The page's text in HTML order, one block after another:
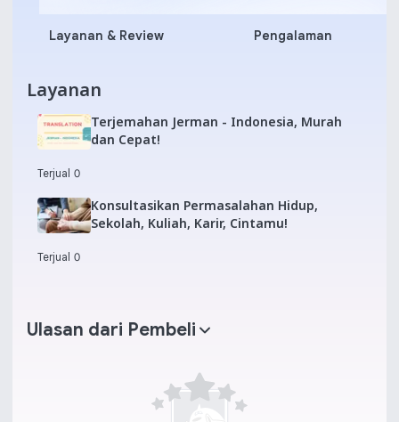
Layanan & Review Pengalaman
Layanan
Terjemahan Jerman - Indonesia, Murah
dan Cepat!
Terjual 0
Konsultasikan Permasalahan Hidup,
Sekolah, Kuliah, Karir, Cintamu!
Terjual 0
Ulasan dari Pembeli